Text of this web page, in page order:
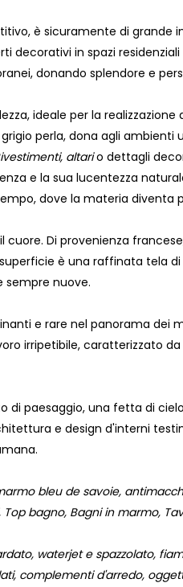
è sicuramente di grande
decorativi in ​​spazi
donando splendore e
ideale per la realizzazione
perla, dona agli ambienti
altario dettagli
e la sua lucentezza
dove la materia diventa
Di provenienza
è una raffinata tela
nuove.
e rare nel panorama dei
irripetibile, caratterizzato
di paesaggio, una fetta di
e design d'interni
bleu de savoie,
bagno, Bagni in marmo,
waterjet e spazzolato,
complementi d'arredo,